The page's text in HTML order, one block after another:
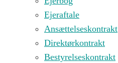
Ejeraftale
Ansættelseskontrakt
Direktørkontrakt
Bestyrelseskontrakt